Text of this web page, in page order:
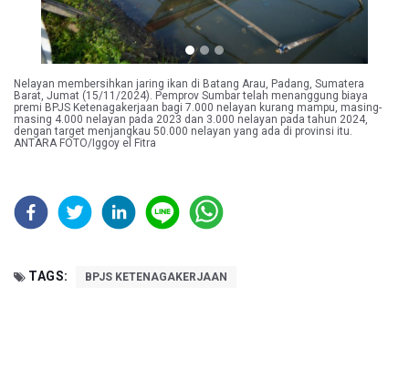
Nelayan membersihkan jaring ikan di Batang Arau, Padang, Sumatera
Barat, Jumat (15/11/2024). Pemprov Sumbar telah menanggung biaya
premi BPJS Ketenagakerjaan bagi 7.000 nelayan kurang mampu, masing-
masing 4.000 nelayan pada 2023 dan 3.000 nelayan pada tahun 2024,
dengan target menjangkau 50.000 nelayan yang ada di provinsi itu.
ANTARA FOTO/Iggoy el Fitra
TAGS: BPJS KETENAGAKERJAAN